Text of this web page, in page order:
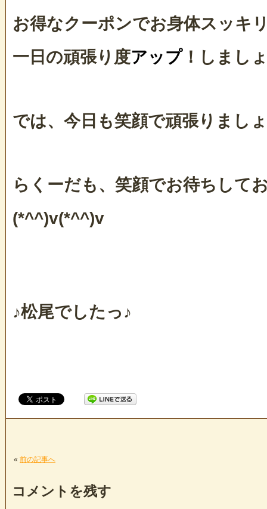
お得なクーポンでお身体スッキ
一日の頑張り度アップ！しまし
では、今日も笑顔で頑張りまし
らくーだも、笑顔でお待ちして
(*^^)v(*^^)v
♪松尾でしたっ♪
« 前の記事へ
コメントを残す